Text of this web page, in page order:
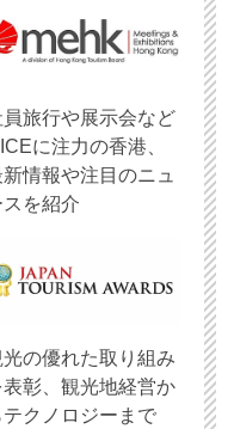
員旅行や展示会など
に注力の香港、
情報や注目のニュ
スを紹介
光の優れた取り組み
表彰、観光地経営か
テクノロジーまで